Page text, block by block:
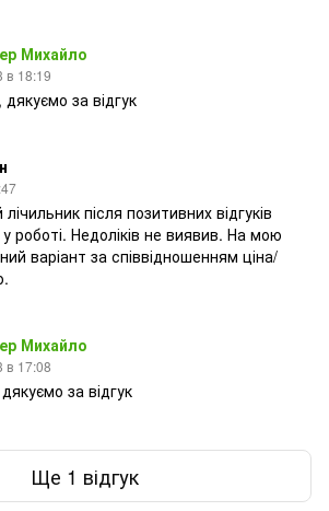
Михайло
в 18:19
за відгук
після позитивних відгуків
роботі. Недоліків не виявив. На мою
варіант за співвідношенням ціна/
Михайло
в 17:08
за відгук
Ще 1 відгук